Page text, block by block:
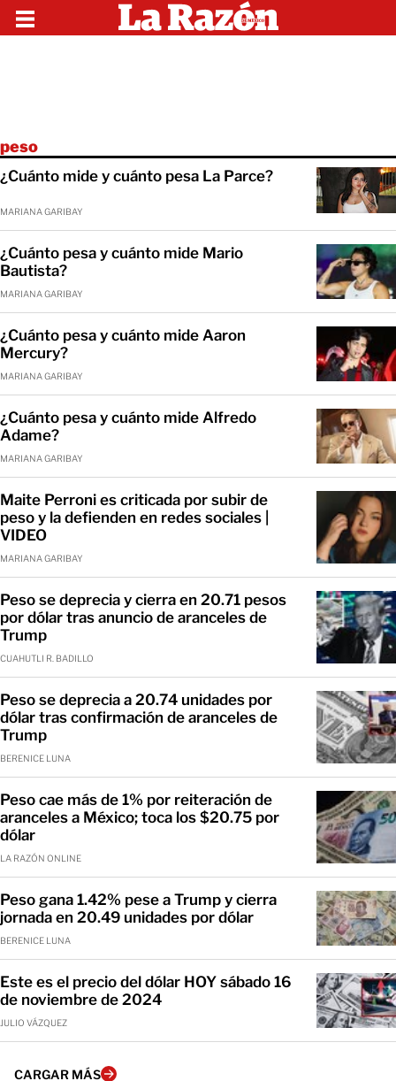
peso
¿Cuánto mide y cuánto pesa La Parce?
MARIANA GARIBAY
¿Cuánto pesa y cuánto mide Mario
Bautista?
MARIANA GARIBAY
¿Cuánto pesa y cuánto mide Aaron
Mercury?
MARIANA GARIBAY
¿Cuánto pesa y cuánto mide Alfredo
Adame?
MARIANA GARIBAY
Maite Perroni es criticada por subir de
peso y la defienden en redes sociales |
VIDEO
MARIANA GARIBAY
Peso se deprecia y cierra en 20.71 pesos
por dólar tras anuncio de aranceles de
Trump
CUAHUTLI R. BADILLO
Peso se deprecia a 20.74 unidades por
dólar tras confirmación de aranceles de
Trump
BERENICE LUNA
Peso cae más de 1% por reiteración de
aranceles a México; toca los $20.75 por
dólar
LA RAZÓN ONLINE
Peso gana 1.42% pese a Trump y cierra
jornada en 20.49 unidades por dólar
BERENICE LUNA
Este es el precio del dólar HOY sábado 16
de noviembre de 2024
JULIO VÁZQUEZ
CARGAR MÁS